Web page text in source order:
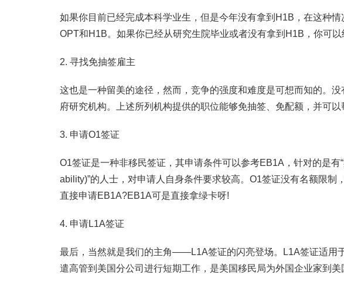
如果你目前已经完成本科学业生，但是今年没有拿到H1B，在这种
OPT和H1B。如果你已经从研究生院毕业或者没有拿到H1B，你可
2. 寻找免抽签雇主
这也是一种留美的途径，然而，竞争的强度和难度是可想而知的。
府研究机构。上述所列机构提供的职位能够免抽签、免配额，并可以
3. 申请O1签证
O1签证是一种非移民签证，其申请条件可以参考EB1A，针对的是有
ability)”的人士，对申请人自身条件要求较高。O1签证没有名额限
直接申请EB1A?EB1A可是直接拿绿卡呀!
4. 申请L1A签证
最后，当然就是我们的主角——L1A签证的闪亮登场。L1A签证适用
遣高管到美国分公司进行短期工作，是美国移民局为外国企业家到美